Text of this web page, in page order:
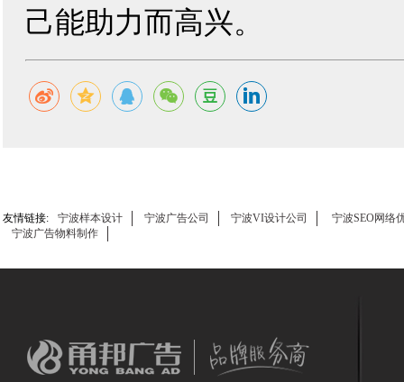
己能助力而高兴。
友情链接: 宁波样本设计 宁波广告公司 宁波VI设计公司
宁波SEO网络
宁波广告物料制作